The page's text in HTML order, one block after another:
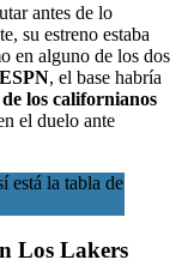
antes de lo
su estreno estaba
en alguno de los dos
ESPN, el base habría
los californianos
el duelo ante
está la tabla de
Los Lakers